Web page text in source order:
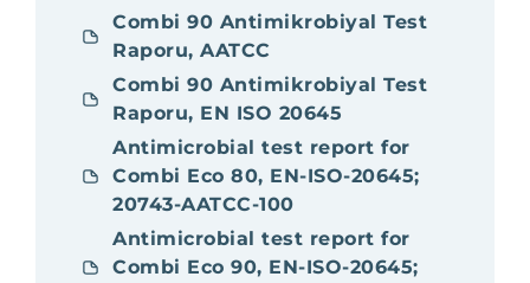
Combi 90 Antimikrobiyal Test
Raporu, AATCC
Combi 90 Antimikrobiyal Test
Raporu, EN ISO 20645
Antimicrobial test report for
Combi Eco 80, EN-ISO-20645;
20743-AATCC-100
Antimicrobial test report for
Combi Eco 90, EN-ISO-20645;